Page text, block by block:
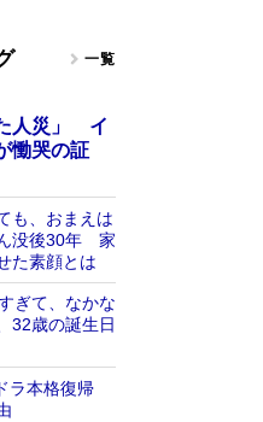
一覧
人災」 イ
慟哭の証
も、おまえは
没後30年 家
た素顔とは
ぎて、なかな
32歳の誕生日
ラ本格復帰